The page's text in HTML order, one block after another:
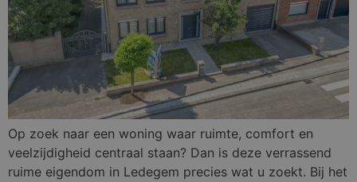
Op zoek naar een woning waar ruimte, comfort en
veelzijdigheid centraal staan? Dan is deze verrassend
ruime eigendom in Ledegem precies wat u zoekt. Bij het